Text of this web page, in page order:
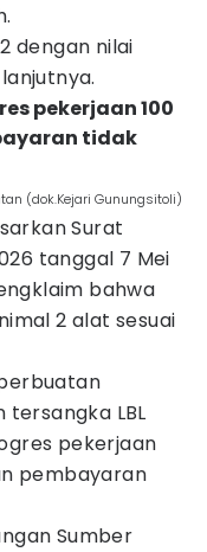
dengan nilai
pekerjaan 100
tidak
(dok.Kejari Gunungsitoli)
Surat
tanggal 7 Mei
bahwa
2 alat sesuai
LBL
pekerjaan
pembayaran
Sumber